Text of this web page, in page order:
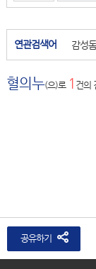
연관검색어 감성돔
혈의누(으)로 1 건의
공유하기